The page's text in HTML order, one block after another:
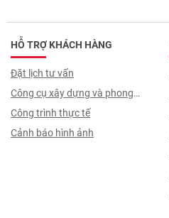
HỖ TRỢ KHÁCH HÀNG
Đặt lịch tư vấn
Công cụ xây dựng và phong
thuỷ
Công trình thực tế
Cảnh báo hình ảnh